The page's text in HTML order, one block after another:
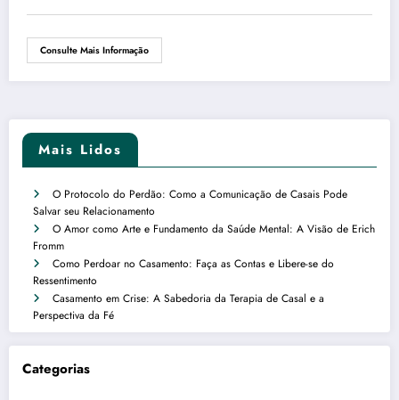
Consulte Mais Informação
Mais Lidos
O Protocolo do Perdão: Como a Comunicação de Casais Pode
Salvar seu Relacionamento
O Amor como Arte e Fundamento da Saúde Mental: A Visão de Erich
Fromm
Como Perdoar no Casamento: Faça as Contas e Libere-se do
Ressentimento
Casamento em Crise: A Sabedoria da Terapia de Casal e a
Perspectiva da Fé
Categorias